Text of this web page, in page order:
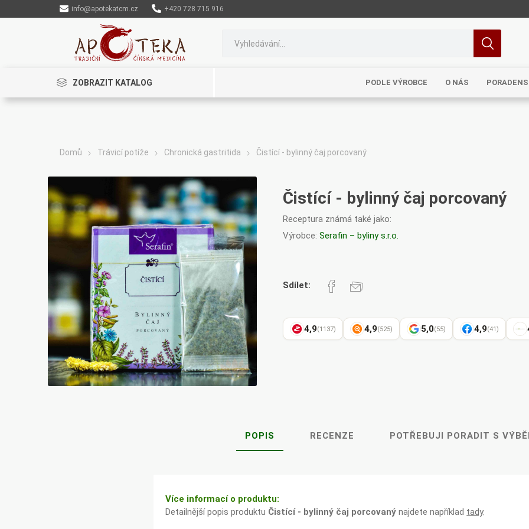
info@apotekatcm.cz +420 728 715 916
ZOBRAZIT KATALOG PODLE VÝROBCE
Cannaderm Henep Organic India
Bylinky TČM
Vitamins
Ecce Vita
s.r.o.
Lavylites
Bylinné
Lakshmi-
Korejský
O NÁS
Domů Trávicí potíže Chronická gastritida Čistící - bylinný čaj porcovaný
Čistící - bylinný čaj porcovaný
Receptura známá také jako:
Výrobce: Serafin – byliny s.r.o.
Sdílet:
4,9(1137) 4,9(525) 5,0(55) 4,9(41)
POPIS RECENZE POTŘEBUJI PORADIT S
Více informací o produktu:
Detailnější popis produktu Čistící - bylinný čaj porcovaný najdete například tady.